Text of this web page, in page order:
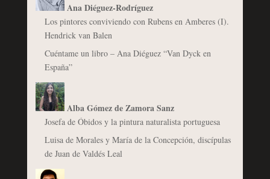
Ana Diéguez-Rodríguez
Los pintores conviviendo con Rubens en Amberes (I).
Hendrick van Balen
Cuéntame un libro – Ana Diéguez “Van Dyck en
España”
Alba Gómez de Zamora Sanz
Josefa de Óbidos y la pintura naturalista portuguesa
Luisa de Morales y María de la Concepción, discípulas
de Juan de Valdés Leal